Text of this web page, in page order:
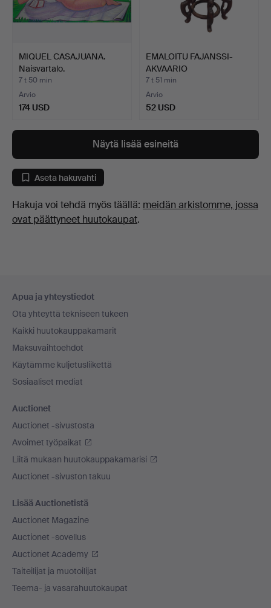
MIQUEL CASAJUANA.
Naisvartalo.
7 t 50 min
Arvio
174 USD
EMALOITU FAJANSSI-
AKVAARIO
LINTUKORISTEIN,…
7 t 51 min
Arvio
52 USD
Näytä lisää esineitä
Aseta hakuvahti
Hakuja voi tehdä myös täällä: meidän arkistomme, jossa
ovat päättyneet huutokaupat.
Apua ja yhteystiedot
Ota yhteyttä tekniseen tukeen
Kaikki huutokauppakamarit
Maksuvaihtoehdot
Käytämme kuljetusliikettä
Sosiaaliset mediat
Auctionet
Auctionet -sivustosta
Avoimet työpaikat
Liitä mukaan huutokauppakamarisi
Auctionet -sivuston takuu
Lisää Auctionetistä
Auctionet Magazine
Auctionet -sovellus
Auctionet Academy
Taiteilijat ja muotoilijat
Teema- ja vasarahuutokaupat